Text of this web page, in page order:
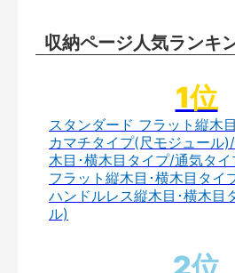
収納ページ人気ランキ
スタンダード フラット縦木
カマチタイプ(尺モジュール
木目･横木目タイプ/通気タ
フラット縦木目･横木目タイ
ハンドルレス縦木目･横木目
ル)